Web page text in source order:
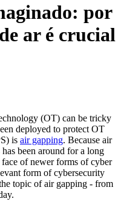
por
ar é crucial
(OT) can be tricky
deployed to protect OT
is air gapping. Because air
been around for a long
of newer forms of cyber
form of cybersecurity
topic of air gapping - from